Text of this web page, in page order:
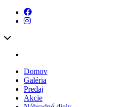
Domov
Galéria
Predaj
Akcie